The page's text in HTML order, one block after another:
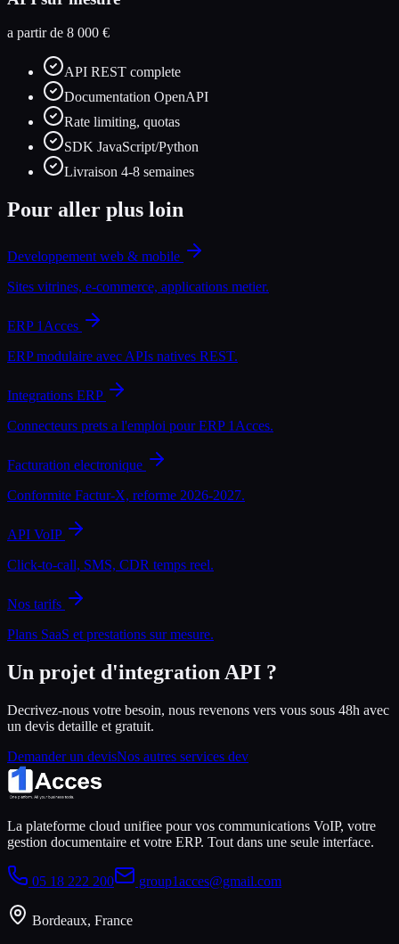
a partir de 8 000 €
API REST complete
Documentation OpenAPI
Rate limiting, quotas
SDK JavaScript/Python
Livraison 4-8 semaines
Pour aller plus loin
Developpement web & mobile
Sites vitrines, e-commerce, applications metier.
ERP 1Acces
ERP modulaire avec APIs natives REST.
Integrations ERP
Connecteurs prets a l'emploi pour ERP 1Acces.
Facturation electronique
Conformite Factur-X, reforme 2026-2027.
API VoIP
Click-to-call, SMS, CDR temps reel.
Nos tarifs
Plans SaaS et prestations sur mesure.
Un projet d'integration API ?
Decrivez-nous votre besoin, nous revenons vers vous sous 48h avec
un devis detaille et gratuit.
Demander un devisNos autres services dev
La plateforme cloud unifiee pour vos communications VoIP, votre
gestion documentaire et votre ERP. Tout dans une seule interface.
05 18 222 200 group1acces@gmail.com
Bordeaux, France